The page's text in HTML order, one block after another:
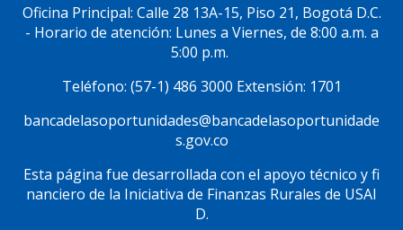
Social
Oficina Principal: Calle 28 13A-15, Piso 21, Bogotá D.C.
- Horario de atención: Lunes a Viernes, de 8:00 a.m. a
5:00 p.m.
Teléfono: (57-1) 486 3000 Extensión: 1701
bancadelasoportunidades@bancadelasoportunidade
s.gov.co
Esta página fue desarrollada con el apoyo técnico y fi
nanciero de la Iniciativa de Finanzas Rurales de USAI
D.